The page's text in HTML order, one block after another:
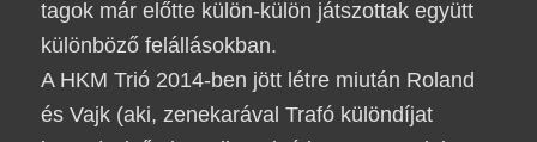
tagok már előtte külön-külön játszottak együtt
különböző felállásokban.
A HKM Trió 2014-ben jött létre miután Roland
és Vajk (aki, zenekarával Trafó különdíjat